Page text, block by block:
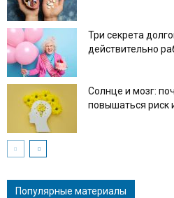
Три секрета
действительно
Солнце и мозг:
повышаться риск
Популярные материалы